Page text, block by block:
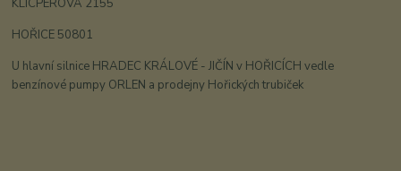
KLICPEROVA 2155
HOŘICE 50801
U hlavní silnice HRADEC KRÁLOVÉ - JIČÍN v HOŘICÍCH vedle
benzínové pumpy ORLEN a prodejny Hořických trubiček